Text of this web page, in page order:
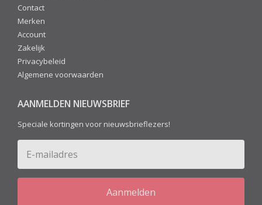
Contact
Merken
Account
Zakelijk
Privacybeleid
Algemene voorwaarden
AANMELDEN NIEUWSBRIEF
Speciale kortingen voor nieuwsbrieflezers!
Aanmelden